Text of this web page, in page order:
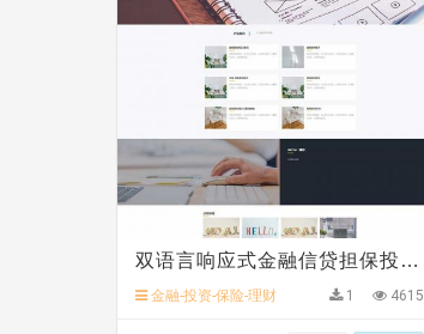
双语言响应式金融信贷担保投资风险类模板
金融-投资-保险-理财 1 4615